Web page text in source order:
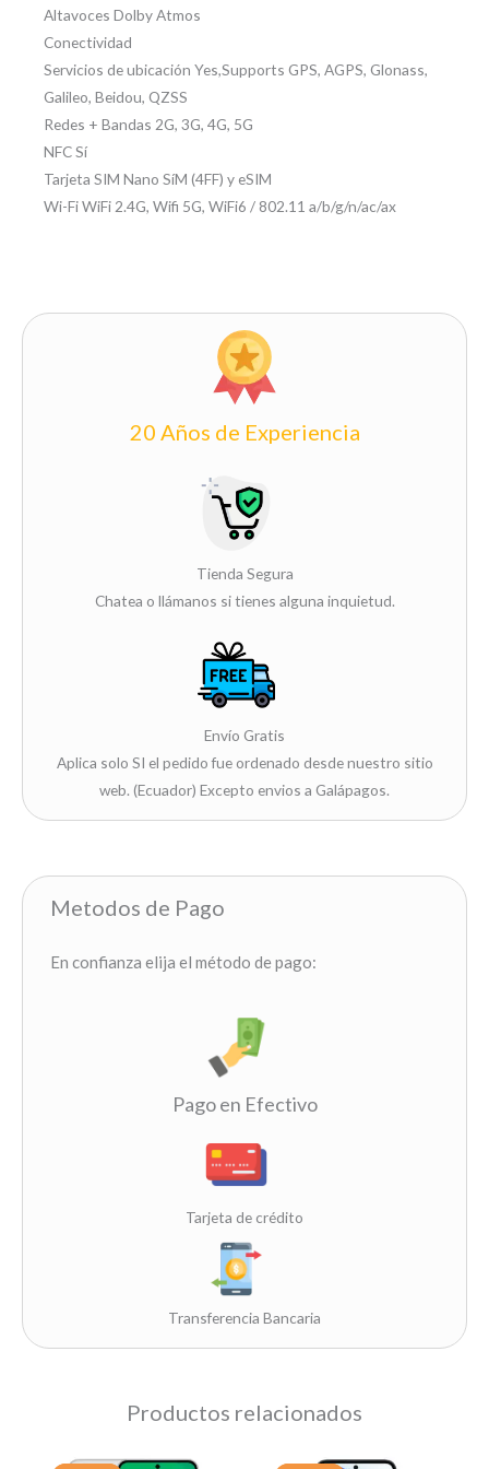
Altavoces Dolby Atmos
Conectividad
Servicios de ubicación Yes,Supports GPS, AGPS, Glonass,
Galileo, Beidou, QZSS
Redes + Bandas 2G, 3G, 4G, 5G
NFC Sí
Tarjeta SIM Nano SíM (4FF) y eSIM
Wi-Fi WiFi 2.4G, Wifi 5G, WiFi6 / 802.11 a/b/g/n/ac/ax
20 Años de Experiencia
Tienda Segura
Chatea o llámanos si tienes alguna inquietud.
Envío Gratis
Aplica solo SI el pedido fue ordenado desde nuestro sitio
web. (Ecuador) Excepto envios a Galápagos.
Metodos de Pago
En confianza elija el método de pago:
Pago en Efectivo
Tarjeta de crédito
Transferencia Bancaria
Productos relacionados
Este
Este